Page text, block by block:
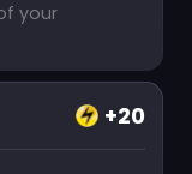
your
+20